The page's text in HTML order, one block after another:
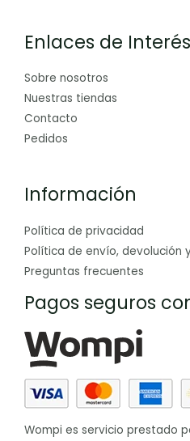
Enlaces de Interés
Sobre nosotros
Nuestras tiendas
Contacto
Pedidos
Información
Política de privacidad
Política de envío, devolución
Preguntas frecuentes
Pagos seguros
Wompi es servicio prestado